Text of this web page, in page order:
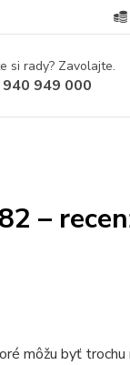
si rady? Zavolajte.
949 000
–
môžu byť